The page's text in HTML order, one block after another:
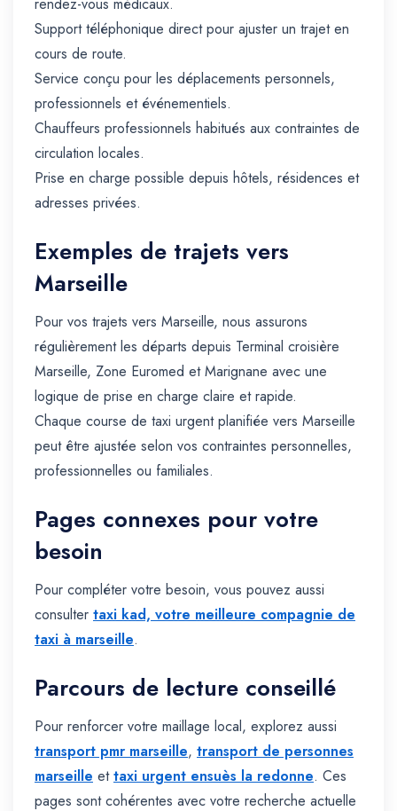
rendez-vous médicaux.
Support téléphonique direct pour ajuster un trajet en
cours de route.
Service conçu pour les déplacements personnels,
professionnels et événementiels.
Chauffeurs professionnels habitués aux contraintes de
circulation locales.
Prise en charge possible depuis hôtels, résidences et
adresses privées.
Exemples de trajets vers
Marseille
Pour vos trajets vers Marseille, nous assurons
régulièrement les départs depuis Terminal croisière
Marseille, Zone Euromed et Marignane avec une
logique de prise en charge claire et rapide.
Chaque course de taxi urgent planifiée vers Marseille
peut être ajustée selon vos contraintes personnelles,
professionnelles ou familiales.
Pages connexes pour votre
besoin
Pour compléter votre besoin, vous pouvez aussi
consulter taxi kad, votre meilleure compagnie de
taxi à marseille.
Parcours de lecture conseillé
Pour renforcer votre maillage local, explorez aussi
transport pmr marseille, transport de personnes
marseille ettaxi urgent ensuès la redonne. Ces
pages sont cohérentes avec votre recherche actuelle